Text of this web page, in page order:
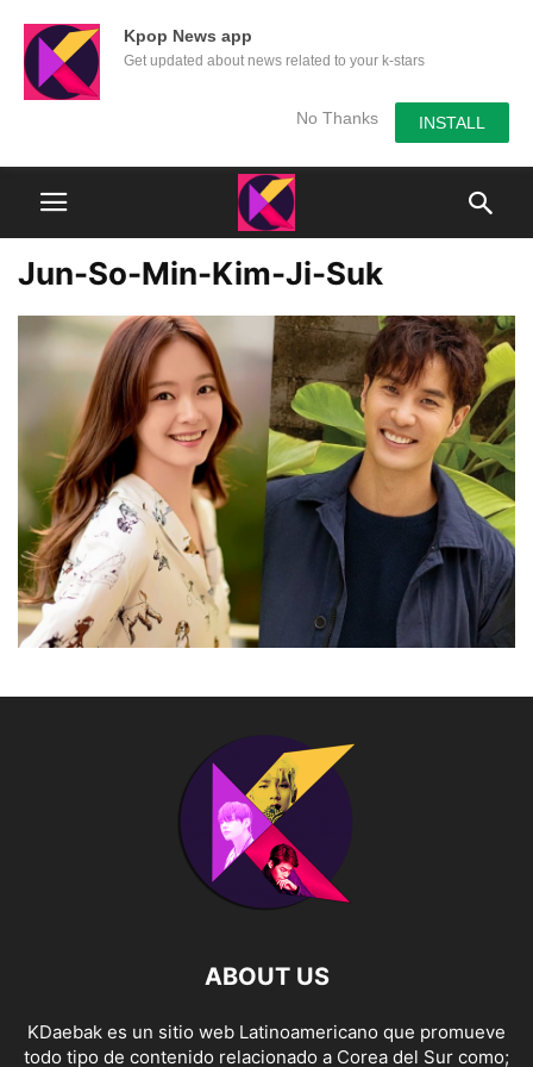
Kpop News app
Get updated about news related to your k-stars
No Thanks INSTALL
Jun-So-Min-Kim-Ji-Suk
ABOUT US
KDaebak es un sitio web Latinoamericano que promueve
todo tipo de contenido relacionado a Corea del Sur como;